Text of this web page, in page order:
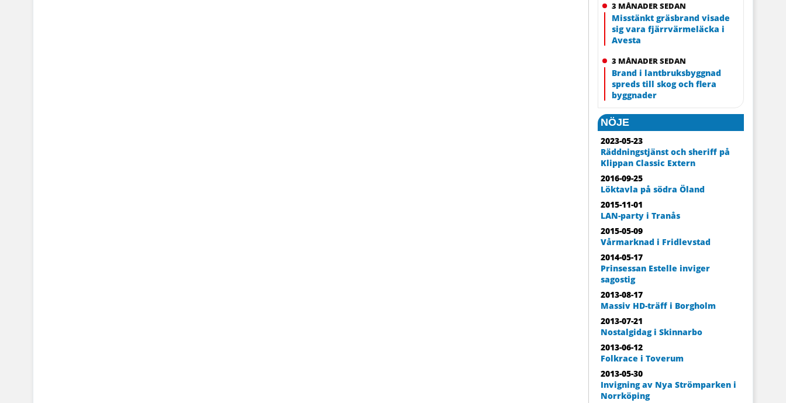
3 MÅNADER SEDAN
Misstänkt gräsbrand visade
sig vara fjärrvärmeläcka i
Avesta
3 MÅNADER SEDAN
Brand i lantbruksbyggnad
spreds till skog och flera
byggnader
NÖJE
2023-05-23
Räddningstjänst och sheriff på
Klippan Classic Extern
2016-09-25
Löktavla på södra Öland
2015-11-01
LAN-party i Tranås
2015-05-09
Vårmarknad i Fridlevstad
2014-05-17
Prinsessan Estelle inviger
sagostig
2013-08-17
Massiv HD-träff i Borgholm
2013-07-21
Nostalgidag i Skinnarbo
2013-06-12
Folkrace i Toverum
2013-05-30
Invigning av Nya Strömparken i
Norrköping